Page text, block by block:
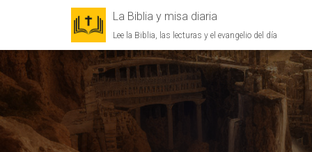
La Biblia y misa diaria
Lee la Biblia, las lecturas y el evangelio del día